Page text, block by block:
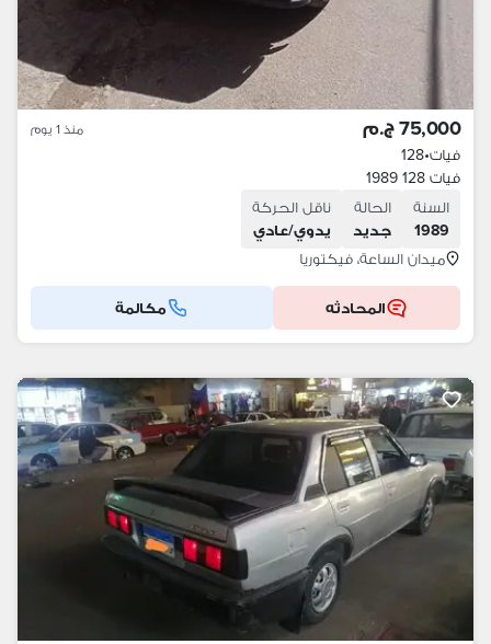
75,000 ج.م منذ 1 يوم
فيات•
128
فيات 128 1989
السنة
1989
الحالة
جديد
ناقل الحركة
يدوي/عادي
ميدان الساعة، فيكتوريا
المحادثه مكالمة